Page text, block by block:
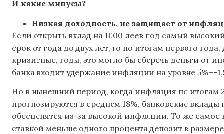
И какие минусы?
Низкая доходность, не защищает от
Если открыть вклад на 1000 леев под самый
срок от года до двух лет, то по итогам первого
кризисные, годы, это могло бы сберечь деньги от
банка входит удержание инфляции на уровне 5%+-
Но в нынешний период, когда инфляция по итогам
прогнозируются в среднем 18%, банковские
обесценятся из-за высокой инфляции. То же самое
ставкой меньше одного процента депозит в